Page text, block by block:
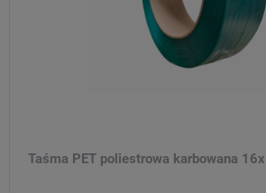
Taśma PET poliestrowa karbowana